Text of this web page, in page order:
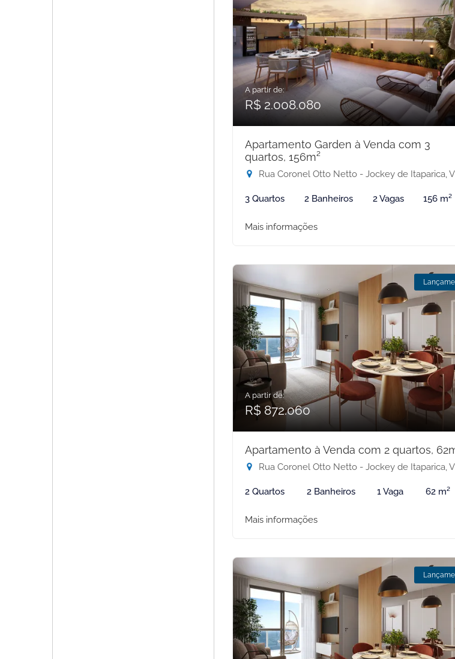
A partir de:
R$ 2.008.080
Apartamento Garden à Venda com 3
quartos, 156m²
Rua Coronel Otto Netto - Jockey de Itaparica, Vila
3 Quartos 2 Banheiros 2 Vagas 156 m²
Mais informações
A partir de:
R$ 872.060
Apartamento à Venda com 2 quartos,
Rua Coronel Otto Netto - Jockey de Itaparica, Vila
2 Quartos 2 Banheiros 1 Vaga 62 m²
Mais informações